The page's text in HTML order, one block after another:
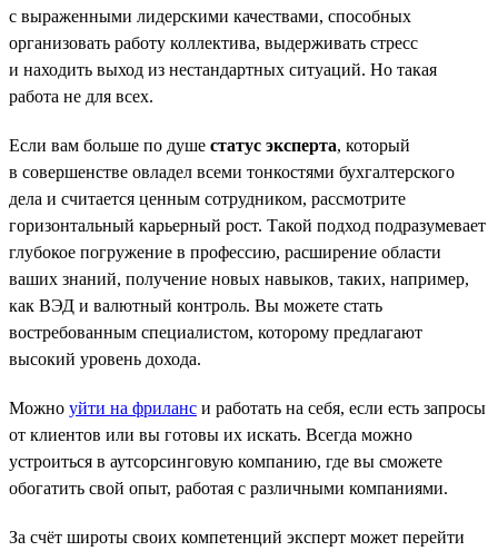
с выраженными лидерскими качествами, способных
организовать работу коллектива, выдерживать стресс
и находить выход из нестандартных ситуаций. Но такая
работа не для всех.
Если вам больше по душе статус эксперта, который
в совершенстве овладел всеми тонкостями бухгалтерского
дела и считается ценным сотрудником, рассмотрите
горизонтальный карьерный рост. Такой подход подразумевает
глубокое погружение в профессию, расширение области
ваших знаний, получение новых навыков, таких, например,
как ВЭД и валютный контроль. Вы можете стать
востребованным специалистом, которому предлагают
высокий уровень дохода.
Можно уйти на фриланс и работать на себя, если есть запросы
от клиентов или вы готовы их искать. Всегда можно
устроиться в аутсорсинговую компанию, где вы сможете
обогатить свой опыт, работая с различными компаниями.
За счёт широты своих компетенций эксперт может перейти